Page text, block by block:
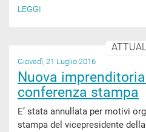
LEGGI
Giovedì, 21 Luglio 2016
Nuova
conferenza stampa
E’ stata annullata per motivi
stampa del vicepresidente